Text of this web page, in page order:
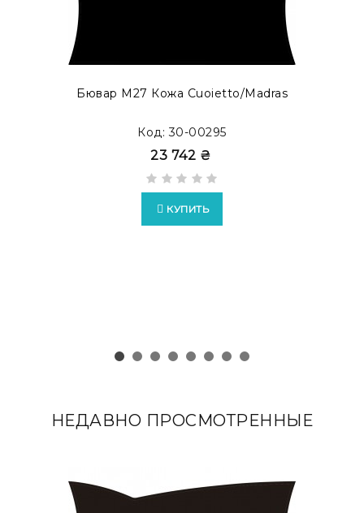
как бювар с акцентом. Просмотреть готовые
модификации в каталоге
.
Бювар М27 Кожа Cuoietto/Madras
Код: 30-00295
23 742 ₴
КУПИТЬ
НЕДАВНО ПРОСМОТРЕННЫЕ